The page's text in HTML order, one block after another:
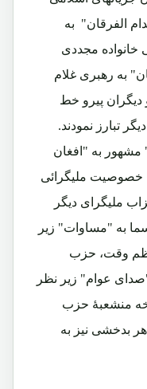
الفرقان" به
مجددی
به رهبری غلام
دیگران پیرو خط
تبارز نمودند.
به "افغان
خصوصیت ملیگرائی
ملیگرای دیگر
به "مساوات" زیر
وقت، حزب
عوام" زیر نظر
منشعبۀ حزب
بدخشی نیز به